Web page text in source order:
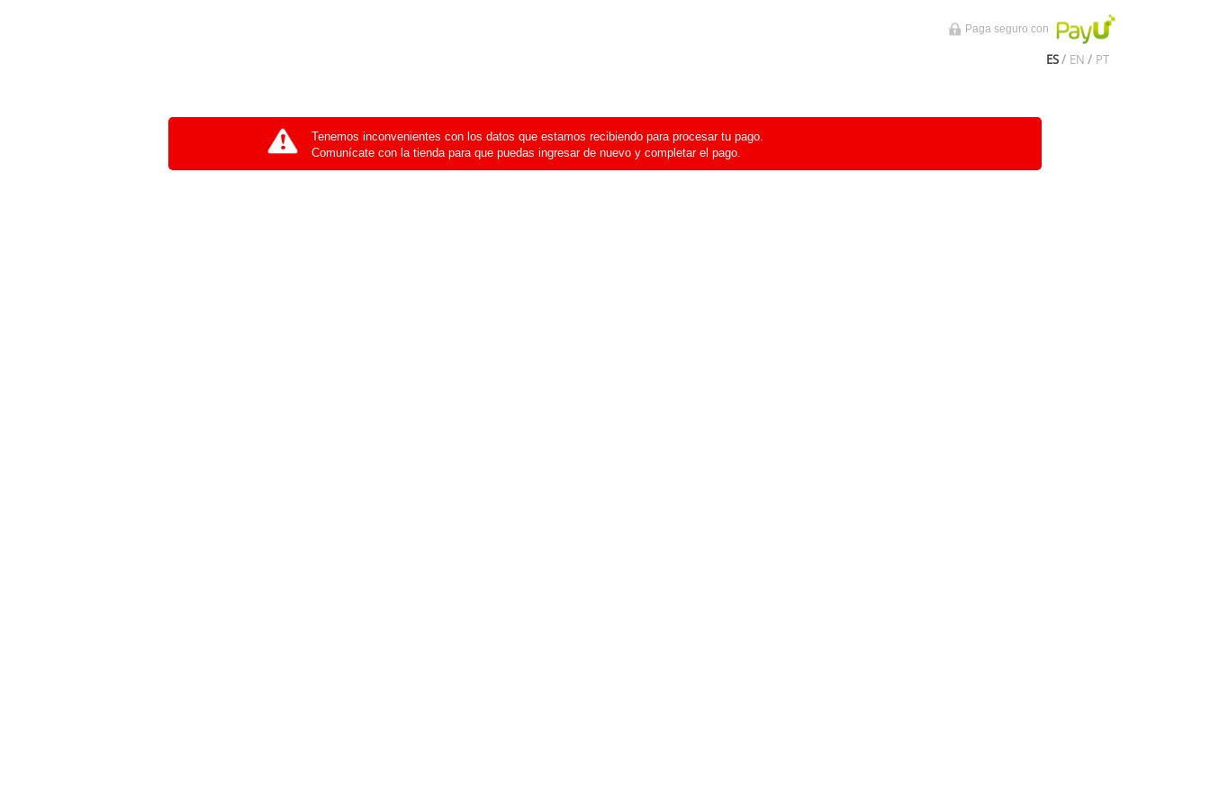
Paga seguro con
ES / EN / PT
Tenemos inconvenientes con los datos que estamos recibiendo para procesar tu pago.
Comunícate con la tienda para que puedas ingresar de nuevo y completar el pago.